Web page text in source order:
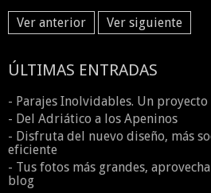
Ver anterior Ver siguiente
ÚLTIMAS ENTRADAS
- Parajes Inolvidables. Un proyecto
- Del Adriático a los Apeninos
- Disfruta del nuevo diseño, más
eficiente
- Tus fotos más grandes,
blog